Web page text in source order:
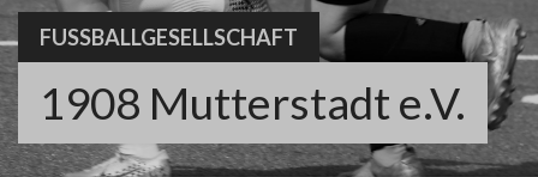
FUSSBALLGESELLSCHAFT
1908 Mutterstadt e.V.